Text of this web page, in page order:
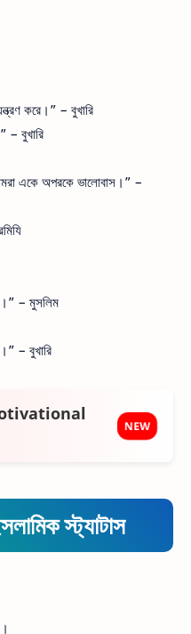
করে।” – বুখারি
– বুখারি
একে অপরকে ভালোবাস।” –
– মুসলিম
– বুখারি
NEW
স্ট্যাটাস